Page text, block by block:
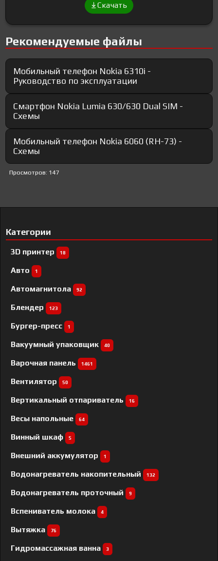
Скачать
Рекомендуемые файлы
Мобильный телефон Nokia 6310i -
Руководство по эксплуатации
Смартфон Nokia Lumia 630/630 Dual SIM -
Схемы
Мобильный телефон Nokia 6060 (RH-73) -
Схемы
Просмотров: 147
Категории
3D принтер 18
Авто 1
Автомагнитола 92
Блендер 123
Бургер-пресс 1
Вакуумный упаковщик 40
Варочная панель 1461
Вентилятор 50
Вертикальный отпариватель 16
Весы напольные 64
Винный шкаф 5
Внешний аккумулятор 1
Водонагреватель накопительный 132
Водонагреватель проточный 9
Вспениватель молока 4
Вытяжка 76
Гидромассажная ванна 3